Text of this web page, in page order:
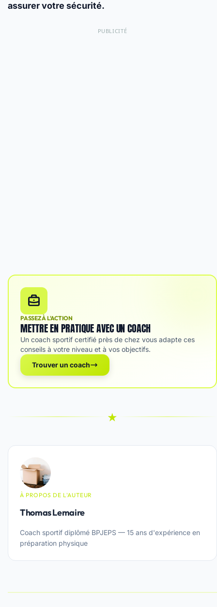
assurer votre sécurité.
PUBLICITÉ
PASSEZ À L'ACTION
METTRE EN PRATIQUE AVEC UN COACH
Un coach sportif certifié près de chez vous adapte ces
conseils à votre niveau et à vos objectifs.
Trouver un coach
★
À PROPOS DE L'AUTEUR
Thomas Lemaire
Coach sportif diplômé BPJEPS — 15 ans d'expérience en
préparation physique